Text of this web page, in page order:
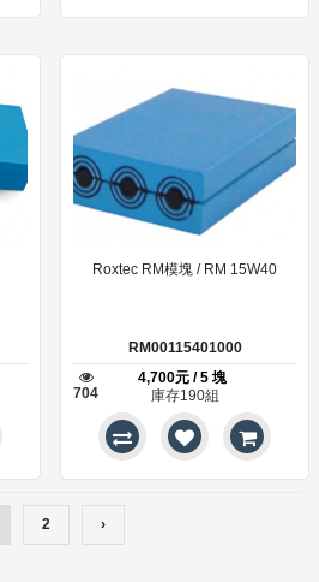
Roxtec RM模塊 / RM 15W40
RM00115401000
704
4,700元 / 5 塊
庫存190組
2 ›